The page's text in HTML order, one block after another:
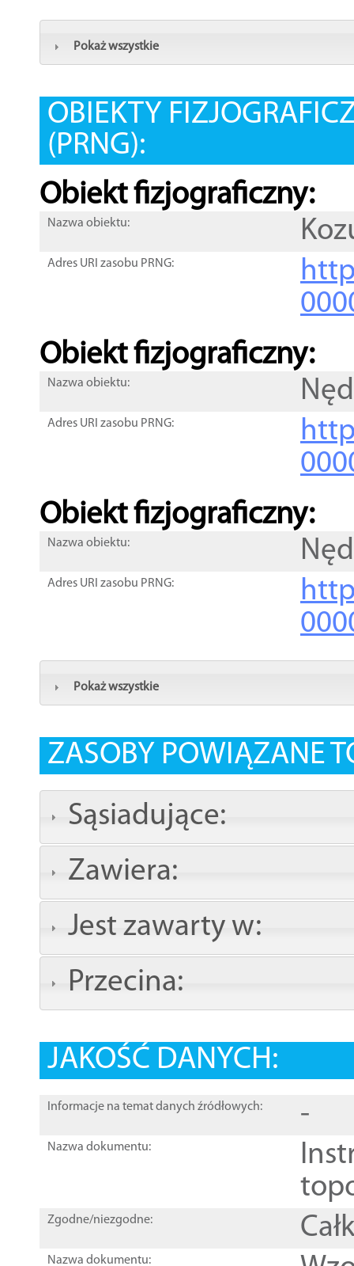
Pokaż wszystkie
OBIEKTY
(PRNG):
Obiekt fizjograficzny:
Nazwa obiektu:
Adres URI zasobu PRNG:
Obiekt fizjograficzny:
Nazwa obiektu:
Adres URI zasobu PRNG:
Obiekt fizjograficzny:
Nazwa obiektu:
Adres URI zasobu PRNG:
Pokaż wszystkie
ZASOBY POWIĄZANE
Sąsiadujące:
Zawiera:
Jest zawarty w:
Przecina:
JAKOŚĆ DANYCH:
Informacje na temat danych źródłowych: -
Nazwa dokumentu:
Zgodne/niezgodne:
Nazwa dokumentu: